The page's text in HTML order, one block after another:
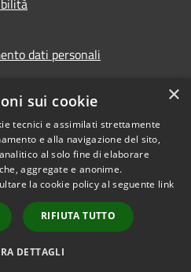
dati personali
Copyright © 2026 • Comune di
Pioltello • Powered by
Municipium•Accesso
redazione
×
sui cookie
tecnici e assimilati strettamente
e alla navigazione del sito,
al solo fine di elaborare
aggregate e anonime.
la cookie policy al seguente link
RIFIUTA TUTTO
DETTAGLI